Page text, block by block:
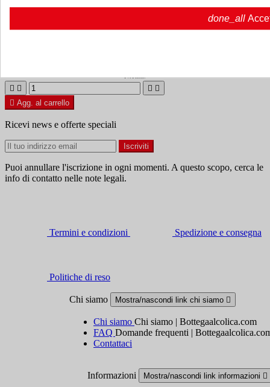
IVA incl.
   
 Agg. al carrello
Ricevi news e offerte speciali
Puoi annullare l'iscrizione in ogni momenti. A questo scopo, cerca le
info di contatto nelle note legali.
Termini e condizioni Spedizione e consegna
Politiche di reso
Chi siamo Mostra/nascondi link chi siamo 
Chi siamo Chi siamo | Bottegaalcolica.com
FAQ Domande frequenti |
Contattaci
Informazioni Mostra/nascondi link informazioni 
done_all